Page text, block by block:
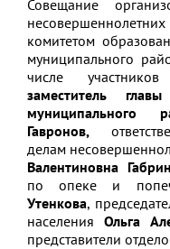
Совещание
комитетом
муниципального
числе
заместитель
муниципального
Гавронов,
делам
Валентиновна
по опеке и
Утенкова,
населенияОльга
представители